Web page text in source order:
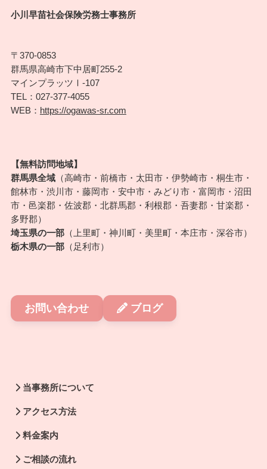
小川早苗社会保険労務士事務所
〒370-0853
群馬県高崎市下中居町255-2
マインプラッツⅠ-107
TEL：027-377-4055
WEB： https://ogawas-sr.com
【無料訪問地域】
群馬県全域（高崎市・前橋市・太田市・伊勢崎市・桐生市・
館林市・渋川市・藤岡市・安中市・みどり市・富岡市・沼田
市・邑楽郡・佐波郡・北群馬郡・利根郡・吾妻郡・甘楽郡・
多野郡）
埼玉県の一部（上里町・神川町・美里町・本庄市・深谷市）
栃木県の一部（足利市）
お問い合わせ ブログ
当事務所について
アクセス方法
料金案内
ご相談の流れ